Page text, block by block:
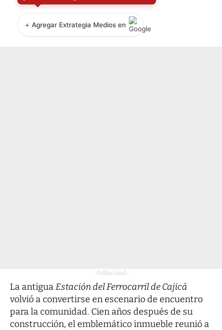
+ Agregar Extrategia Medios en
- Publicidad -
La antiguaEstación del Ferrocarril de Cajicá
volvió a convertirse en escenario de encuentro
para la comunidad. Cien años después de su
construcción, el emblemático inmueble reunió a